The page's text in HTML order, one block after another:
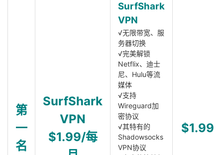
第
一
名
SurfShark
VPN
$1.99/每
SurfShark
VPN
√无限带宽、服
务器切换
√完美解锁
Netflix、迪士
尼、Hulu等流
媒体
√支持
Wireguard加
密协议
√其特有的
Shadowsocks
VPN协议
$1.99